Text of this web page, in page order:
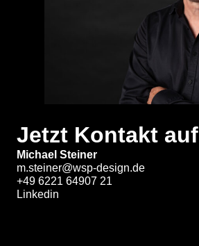
Jetzt Kontakt
Michael Steiner
m.steiner@wsp-design.de
+49 6221 64907 21
Linkedin